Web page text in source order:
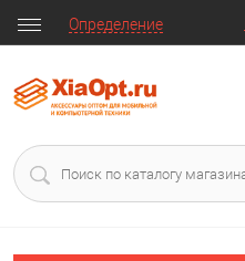
Определение